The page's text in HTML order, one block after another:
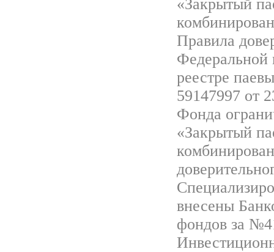
«Закрытый
Правила
Федеральной
реестре
59147997 от
Фонда
«Закрытый
внесены
фондов за